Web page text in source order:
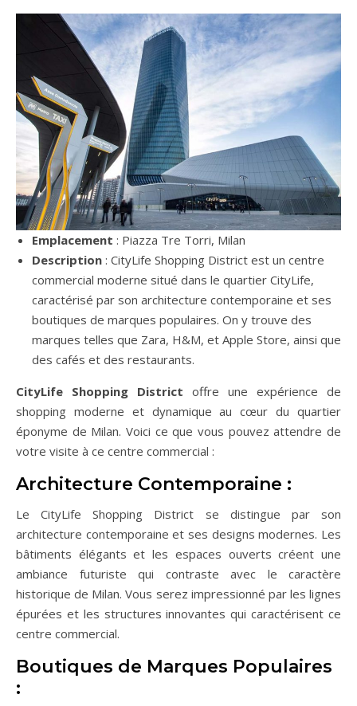
Emplacement : Piazza Tre Torri, Milan
Description : CityLife Shopping District est un centre
commercial moderne situé dans le quartier CityLife,
caractérisé par son architecture contemporaine et ses
boutiques de marques populaires. On y trouve des
marques telles que Zara, H&M, et Apple Store, ainsi que
des cafés et des restaurants.
CityLife Shopping District offre une expérience de
shopping moderne et dynamique au cœur du quartier
éponyme de Milan. Voici ce que vous pouvez attendre de
votre visite à ce centre commercial :
Architecture Contemporaine :
Le CityLife Shopping District se distingue par son
architecture contemporaine et ses designs modernes. Les
bâtiments élégants et les espaces ouverts créent une
ambiance futuriste qui contraste avec le caractère
historique de Milan. Vous serez impressionné par les lignes
épurées et les structures innovantes qui caractérisent ce
centre commercial.
Boutiques de Marques Populaires
: